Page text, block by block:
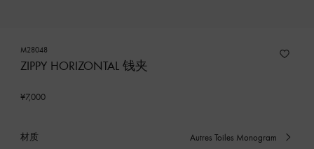
M28048
ZIPPY HORIZONTAL 钱夹
¥7,000
材质 Autres Toiles Monogram
已